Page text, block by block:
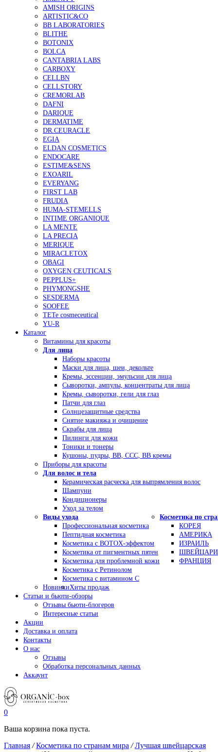
AMISH ORIGINS
ARTISTIC&CO
BB LABORATORIES
BLITHE
BOTONIX
BOLCA
CANTABRIA LABS
CARBOXY
CELLBN
CELLSTORY
CREMORLAB
DAFNI
DARIQUE
DERMATIME
DR.CEURACLE
EGIA
ELDAN COSMETICS
ENDOCARE
ESTIME&SENS
EXOARIL
EVERYANG
FIRST LAB
FRUDIA
HUMA-STEMELLS
INTIME ORGANIQUE
LA MENTE
LA PRECIA
MERIQUE
MIRACLETOX
OBAGI
OXYGEN CEUTICALS
PEPPLUS+
PHYMONGSHE
SESDERMA
SOOFEE
TETe cosmeceutical
YU-R
Каталог
Витамины для красоты
Для лица
Наборы красоты
Маски для лица, шеи, декольте
Кремы, эссенции, эмульсии для лица
Сыворотки, ампулы, концентраты для лица
Кремы, сыворотки, гели для глаз
Патчи для глаз
Солнцезащитные средства
Снятие макияжа и очищение
Скрабы для лица
Пилинги для кожи
Тоники и тонеры
Кушоны, пудры, ВВ, ССС, ВВ кремы
Приборы для красоты
Для волос и тела
Керамическая расческа для выпрямления волос
Шампуни
Кондиционеры
Уход за телом
Виды ухода
Профессиональная косметика
Пептидная косметика
Косметика с BOTOX-эффектом
Косметика от пигментных пятен
Косметика для проблемной кожи
Косметика с Ретинолом
Косметика с витамином С
Косметика по
КОРЕЯ
АМЕРИКА
ИЗРАИЛЬ
ФРАНЦИЯ
НовинкиХиты продаж
Статьи и бьюти-обзоры
Отзывы бьюти-блогеров
Интересные статьи
Акции
Доставка и оплата
Контакты
О нас
Отзывы
Обработка персональных данных
Аккаунт
0
Ваша корзина пока пуста.
Главная /Косметика по странам мира /Лучшая швейцарская